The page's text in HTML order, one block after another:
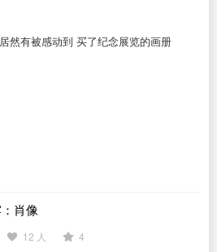
然有被感动到 买了纪念展览的画册
肖像
12 人
4